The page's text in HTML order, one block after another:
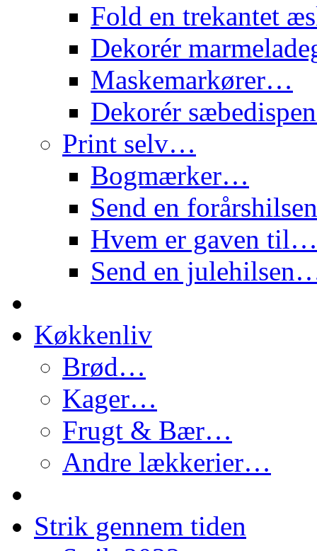
Fold en trekantet
Dekorér
Maskemarkører…
Dekorér
Print selv…
Bogmærker…
Send en
Hvem er gaven til…
Send en
Køkkenliv
Brød…
Kager…
Frugt & Bær…
Andre lækkerier…
Strik gennem tiden